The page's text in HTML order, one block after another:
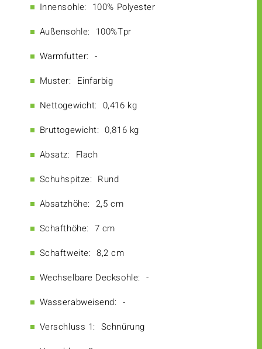
Innensohle: 100% Polyester
Außensohle: 100%Tpr
Warmfutter: -
Muster: Einfarbig
Nettogewicht: 0,416 kg
Bruttogewicht: 0,816 kg
Absatz: Flach
Schuhspitze: Rund
Absatzhöhe: 2,5 cm
Schafthöhe: 7 cm
Schaftweite: 8,2 cm
Wechselbare Decksohle: -
Wasserabweisend: -
Verschluss 1: Schnürung